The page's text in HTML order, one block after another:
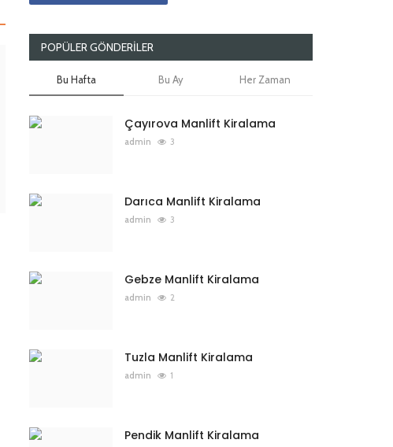
POPÜLER GÖNDERILER
Bu Hafta Bu Ay Her Zaman
Çayırova Manlift Kiralama
admin 3
Darıca Manlift Kiralama
admin 3
Gebze Manlift Kiralama
admin 2
Tuzla Manlift Kiralama
admin 1
Pendik Manlift Kiralama